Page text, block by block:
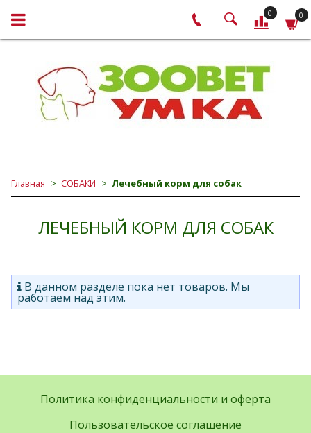
0 0
Главная СОБАКИ Лечебный корм для собак
ЛЕЧЕБНЫЙ КОРМ ДЛЯ СОБАК
В данном разделе пока нет товаров. Мы
работаем над этим.
Политика конфиденциальности и оферта
Пользовательское соглашение